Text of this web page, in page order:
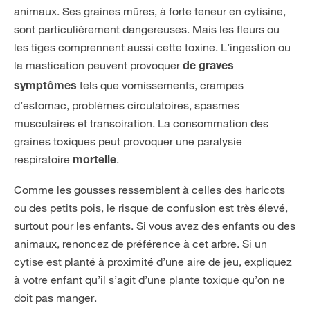
animaux. Ses graines mûres, à forte teneur en cytisine,
sont particulièrement dangereuses. Mais les fleurs ou
les tiges comprennent aussi cette toxine. L’ingestion ou
la mastication peuvent provoquerde graves
symptômes tels que vomissements, crampes
d’estomac, problèmes circulatoires, spasmes
musculaires et transoiration. La consommation des
graines toxiques peut provoquer une paralysie
respiratoire mortelle.
Comme les gousses ressemblent à celles des haricots
ou des petits pois, le risque de confusion est très élevé,
surtout pour les enfants. Si vous avez des enfants ou des
animaux, renoncez de préférence à cet arbre. Si un
cytise est planté à proximité d’une aire de jeu, expliquez
à votre enfant qu’il s’agit d’une plante toxique qu’on ne
doit pas manger.